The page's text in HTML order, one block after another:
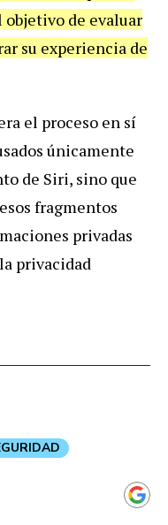
objetivo de evaluar
su experiencia de
el proceso en sí
únicamente
de Siri, sino que
fragmentos
privadas
privacidad